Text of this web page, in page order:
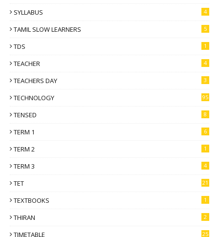
SYLLABUS 4
TAMIL SLOW LEARNERS 5
TDS 1
TEACHER 4
TEACHERS DAY 3
TECHNOLOGY 95
TENSED 8
TERM 1 6
TERM 2 1
TERM 3 4
TET 21
TEXTBOOKS 1
THIRAN 2
TIMETABLE 25